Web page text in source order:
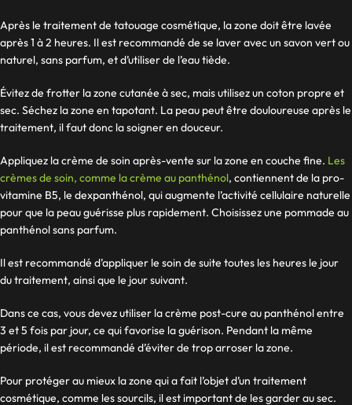
Après le traitement de tatouage cosmétique, la zone doit être lavée
après 1 à 2 heures. Il est recommandé de se laver avec un savon vert ou
naturel, sans parfum, et d’utiliser de l’eau tiède.
Évitez de frotter la zone cutanée à sec, mais utilisez un coton propre et
sec. Séchez la zone en tapotant. La peau peut être douloureuse après le
traitement, il faut donc la soigner en douceur.
Appliquez la crème de soin après-vente sur la zone en couche fine. Les
crèmes de soin, comme la crème au panthénol, contiennent de la pro-
vitamine B5, le dexpanthénol, qui augmente l’activité cellulaire naturelle
pour que la peau guérisse plus rapidement. Choisissez une pommade au
panthénol sans parfum.
Il est recommandé d’appliquer le soin de suite toutes les heures le jour
du traitement, ainsi que le jour suivant.
Dans ce cas, vous devez utiliser la crème post-cure au panthénol entre
3 et 5 fois par jour, ce qui favorise la guérison. Pendant la même
période, il est recommandé d’éviter de trop arroser la zone.
Pour protéger au mieux la zone qui a fait l’objet d’un traitement
cosmétique, comme les sourcils, il est important de les garder au sec.